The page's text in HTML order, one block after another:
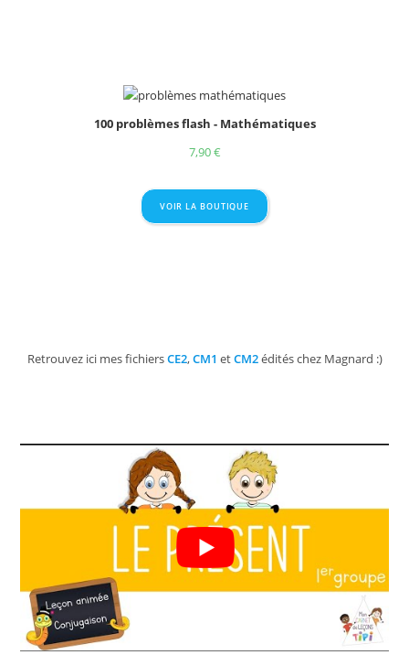
100 problèmes flash - Mathématiques
7,90€
VOIR LA BOUTIQUE
Retrouvez ici mes fichiersCE2,CM1 etCM2édités chez Magnard :)